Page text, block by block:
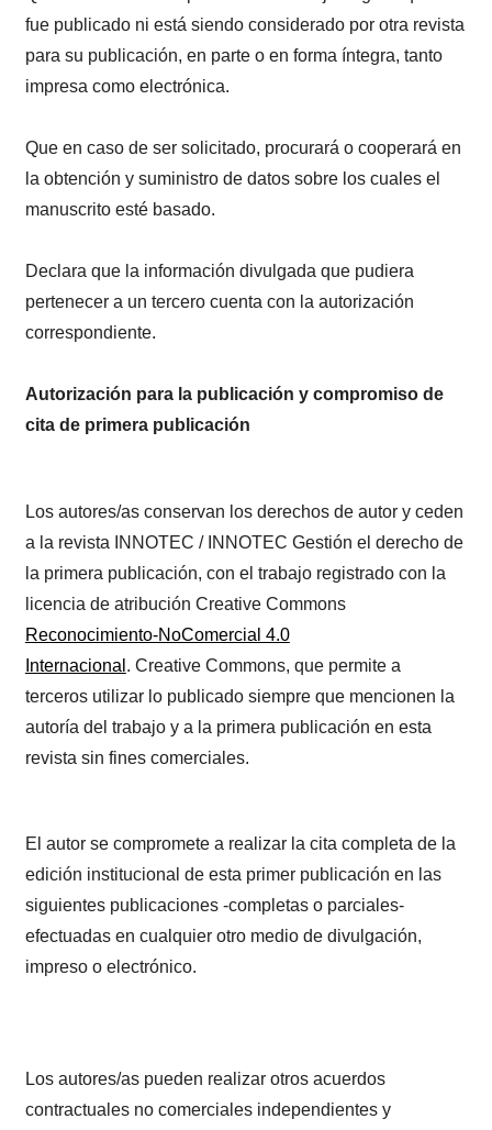
fue publicado ni está siendo considerado por otra revista
para su publicación, en parte o en forma íntegra, tanto
impresa como electrónica.
Que en caso de ser solicitado, procurará o cooperará en
la obtención y suministro de datos sobre los cuales el
manuscrito esté basado.
Declara que la información divulgada que pudiera
pertenecer a un tercero cuenta con la autorización
correspondiente.
Autorización para la publicación y compromiso de
cita de primera publicación
Los autores/as conservan los derechos de autor y ceden
a la revista INNOTEC / INNOTEC Gestión el derecho de
la primera publicación, con el trabajo registrado con la
licencia de atribución Creative Commons
Reconocimiento-NoComercial 4.0
Internacional . Creative Commons, que permite a
terceros utilizar lo publicado siempre que mencionen la
autoría del trabajo y a la primera publicación en esta
revista sin fines comerciales.
El autor se compromete a realizar la cita completa de la
edición institucional de esta primer publicación en las
siguientes publicaciones -completas o parciales-
efectuadas en cualquier otro medio de divulgación,
impreso o electrónico.
Los autores/as pueden realizar otros acuerdos
contractuales no comerciales independientes y